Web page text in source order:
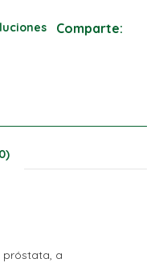
Comparte:
próstata, a